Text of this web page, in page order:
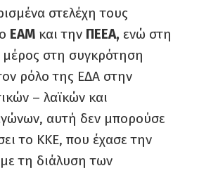
στελέχη τους
ΕΑΜ και την ΠΕΕΑ, ενώ στη
μέρος στη συγκρότηση
ρόλο της ΕΔΑ στην
– λαϊκών και
αυτή δεν μπορούσε
το ΚΚΕ, που έχασε την
τη διάλυση των